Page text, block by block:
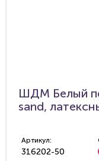
ШДМ Белый
sand,
Артикул:
316202-50